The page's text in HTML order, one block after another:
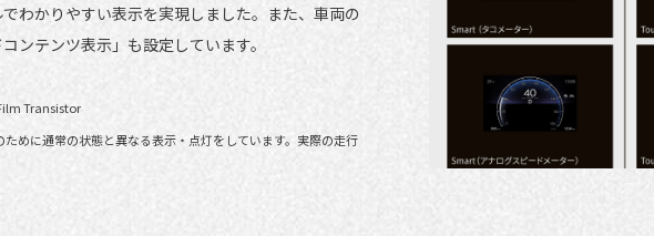
わかりやすい表示を実現しました。また、車両の
ンテンツ表示」も設定しています。
Transistor
めに通常の状態と異なる表示・点灯をしています。実際の走行